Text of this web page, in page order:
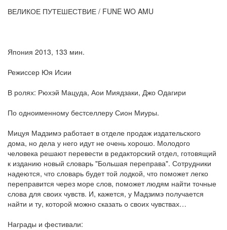
ВЕЛИКОЕ ПУТЕШЕСТВИЕ / FUNE WO AMU
Япония 2013, 133 мин.
Режиссер Юя Исии
В ролях: Рюхэй Мацуда, Аои Миядзаки, Джо Одагири
По одноименному бестселлеру Сион Миуры.
Мицуя Мадзимэ работает в отделе продаж издательского
дома, но дела у него идут не очень хорошо. Молодого
человека решают перевести в редакторский отдел, готовящий
к изданию новый словарь "Большая переправа". Сотрудники
надеются, что словарь будет той лодкой, что поможет легко
переправится через море слов, поможет людям найти точные
слова для своих чувств. И, кажется, у Мадзимэ получается
найти и ту, которой можно сказать о своих чувствах…
Награды и фестивали: